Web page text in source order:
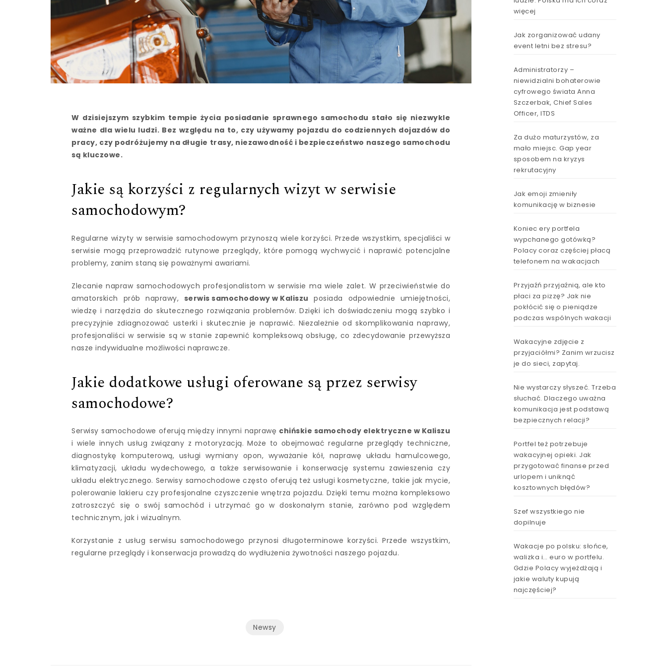
W dzisiejszym szybkim tempie życia posiadanie sprawnego samochodu stało się niezwykle
ważne dla wielu ludzi. Bez względu na to, czy używamy pojazdu do codziennych dojazdów do
pracy, czy podróżujemy na długie trasy, niezawodność i bezpieczeństwo naszego samochodu
są kluczowe.
Jakie są korzyści z regularnych wizyt w serwisie
samochodowym?
Regularne wizyty w serwisie samochodowym przynoszą wiele korzyści. Przede wszystkim, specjaliści w
serwisie mogą przeprowadzić rutynowe przeglądy, które pomogą wychwycić i naprawić potencjalne
problemy, zanim staną się poważnymi awariami.
Zlecanie napraw samochodowych profesjonalistom w serwisie ma wiele zalet. W przeciwieństwie do
amatorskich prób naprawy, serwis samochodowy w Kaliszu posiada odpowiednie umiejętności,
wiedzę i narzędzia do skutecznego rozwiązania problemów. Dzięki ich doświadczeniu mogą szybko i
precyzyjnie zdiagnozować usterki i skutecznie je naprawić. Niezależnie od skomplikowania naprawy,
profesjonaliści w serwisie są w stanie zapewnić kompleksową obsługę, co zdecydowanie przewyższa
nasze indywidualne możliwości naprawcze.
Jakie dodatkowe usługi oferowane są przez serwisy
samochodowe?
Serwisy samochodowe oferują między innymi naprawę chińskie samochody elektryczne w Kaliszu
i wiele innych usług związany z motoryzacją. Może to obejmować regularne przeglądy techniczne,
diagnostykę komputerową, usługi wymiany opon, wyważanie kół, naprawę układu hamulcowego,
klimatyzacji, układu wydechowego, a także serwisowanie i konserwację systemu zawieszenia czy
układu elektrycznego. Serwisy samochodowe często oferują też usługi kosmetyczne, takie jak mycie,
polerowanie lakieru czy profesjonalne czyszczenie wnętrza pojazdu. Dzięki temu można kompleksowo
zatroszczyć się o swój samochód i utrzymać go w doskonałym stanie, zarówno pod względem
technicznym, jak i wizualnym.
Korzystanie z usług serwisu samochodowego przynosi długoterminowe korzyści. Przede wszystkim,
regularne przeglądy i konserwacja prowadzą do wydłużenia żywotności naszego pojazdu.
Newsy
więcej
Jak zorganizować udany
event letni bez stresu?
Administratorzy –
niewidzialni bohaterowie
cyfrowego świata Anna
Szczerbak, Chief Sales
Officer, ITDS
Za dużo maturzystów, za
mało miejsc. Gap year
sposobem na kryzys
rekrutacyjny
Jak emoji zmieniły
komunikację w biznesie
Koniec ery portfela
wypchanego gotówką?
Polacy coraz częściej płacą
telefonem na wakacjach
Przyjaźń przyjaźnią, ale kto
płaci za pizzę? Jak nie
pokłócić się o pieniądze
podczas wspólnych wakacji
Wakacyjne zdjęcie z
przyjaciółmi? Zanim wrzucisz
je do sieci, zapytaj.
Nie wystarczy słyszeć. Trzeba
słuchać. Dlaczego uważna
komunikacja jest podstawą
bezpiecznych relacji?
Portfel też potrzebuje
wakacyjnej opieki. Jak
przygotować finanse przed
urlopem i uniknąć
kosztownych błędów?
Szef wszystkiego nie
dopilnuje
Wakacje po polsku: słońce,
walizka i… euro w portfelu.
Gdzie Polacy wyjeżdżają i
jakie waluty kupują
najczęściej?